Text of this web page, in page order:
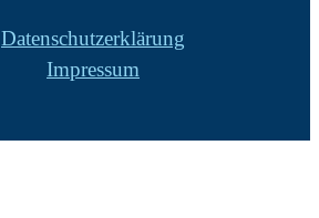
Datenschutzerklärung
Impressum